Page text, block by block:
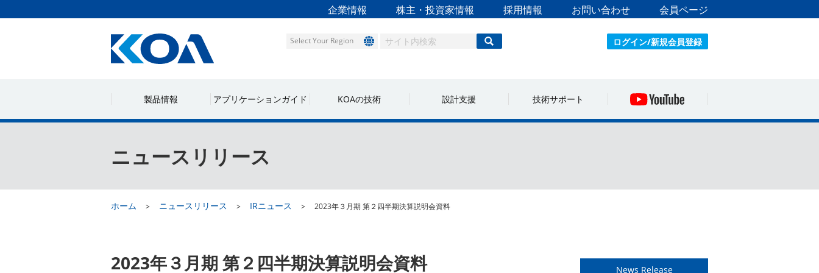
企業情報 株主・投資家情報 採用情報 お問い合わせ 会員ページ
ログイン/新規会員登録
Select Your Region
製品情報 アプリケーションガイド KOAの技術 設計支援 技術サポート
ニュースリリース
ホーム ニュースリリース IRニュース 2023年３月期 第２四半期決算説明会資料
2023年３月期 第２四半期決算説明会資料 News Release